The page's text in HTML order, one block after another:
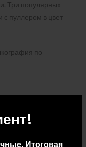
Итоговая
Три популярных
с пуллером в цвет
по